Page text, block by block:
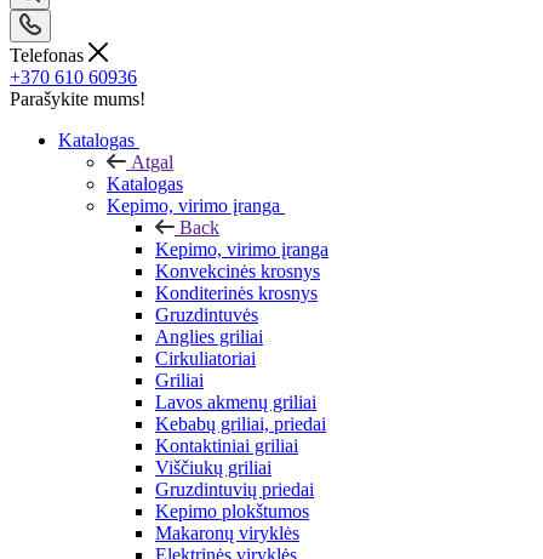
Telefonas
+370 610 60936
Parašykite mums!
Katalogas
Atgal
Katalogas
Kepimo, virimo įranga
Back
Kepimo, virimo įranga
Konvekcinės krosnys
Konditerinės krosnys
Gruzdintuvės
Anglies griliai
Cirkuliatoriai
Griliai
Lavos akmenų griliai
Kebabų griliai, priedai
Kontaktiniai griliai
Viščiukų griliai
Gruzdintuvių priedai
Kepimo plokštumos
Makaronų viryklės
Elektrinės viryklės